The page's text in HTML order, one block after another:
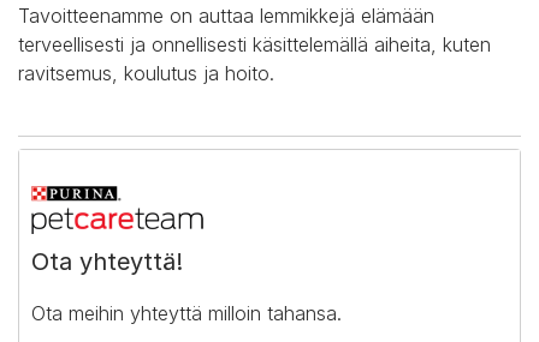
Tavoitteenamme on auttaa lemmikkejä elämään
terveellisesti ja onnellisesti käsittelemällä aiheita, kuten
ravitsemus, koulutus ja hoito.
Ota yhteyttä!
Ota meihin yhteyttä milloin tahansa.